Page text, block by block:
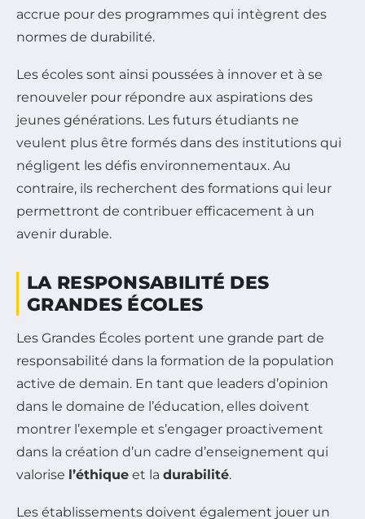
accrue pour des programmes qui intègrent des
normes de durabilité.
Les écoles sont ainsi poussées à innover et à se
renouveler pour répondre aux aspirations des
jeunes générations. Les futurs étudiants ne
veulent plus être formés dans des institutions qui
négligent les défis environnementaux. Au
contraire, ils recherchent des formations qui leur
permettront de contribuer efficacement à un
avenir durable.
LA RESPONSABILITÉ DES
GRANDES ÉCOLES
Les Grandes Écoles portent une grande part de
responsabilité dans la formation de la population
active de demain. En tant que leaders d’opinion
dans le domaine de l’éducation, elles doivent
montrer l’exemple et s’engager proactivement
dans la création d’un cadre d’enseignement qui
valorise l’éthique et la durabilité.
Les établissements doivent également jouer un